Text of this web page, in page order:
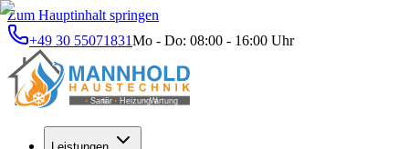
Zum Hauptinhalt springen
+49 30 55071831Mo - Do: 08:00 - 16:00 Uhr